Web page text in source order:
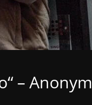
– Anonym